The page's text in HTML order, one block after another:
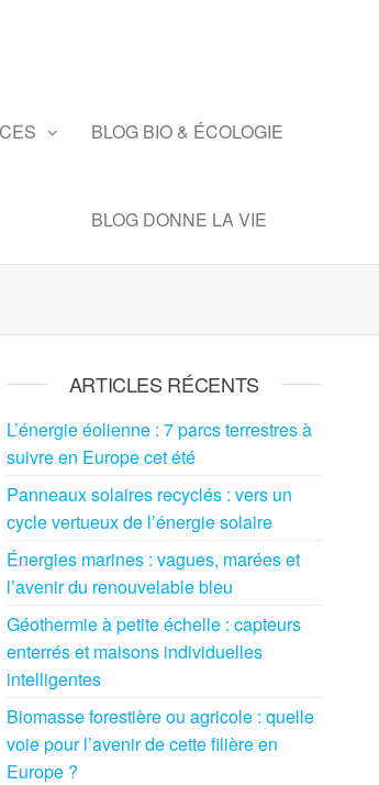
BLOG BIO & ÉCOLOGIE
BLOG DONNE LA VIE
ARTICLES RÉCENTS
L’énergie éolienne : 7 parcs terrestres à
suivre en Europe cet été
Panneaux solaires recyclés : vers un
cycle vertueux de l’énergie solaire
Énergies marines : vagues, marées et
l’avenir du renouvelable bleu
Géothermie à petite échelle : capteurs
enterrés et maisons individuelles
intelligentes
Biomasse forestière ou agricole : quelle
voie pour l’avenir de cette filière en
Europe ?